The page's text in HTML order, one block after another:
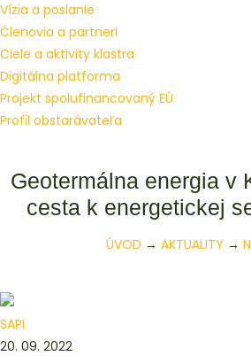
Vízia a poslanie
Členovia a partneri
Ciele a aktivity klastra
Digitálna platforma
Projekt spolufinancovaný EÚ
Profil obstarávateľa
Geotermálna energia v
cesta k energetickej
ÚVOD → AKTUALITY →
SAPI
20. 09. 2022